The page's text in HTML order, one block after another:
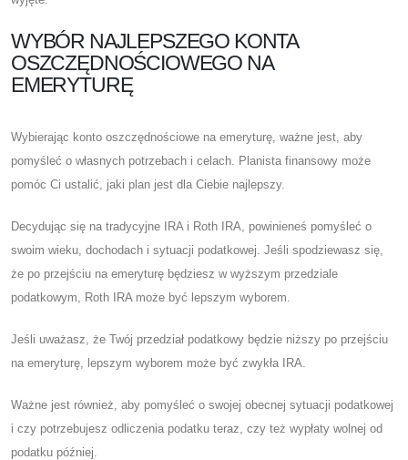
WYBÓR NAJLEPSZEGO KONTA
OSZCZĘDNOŚCIOWEGO NA
EMERYTURĘ
Wybierając konto oszczędnościowe na emeryturę, ważne jest, aby
pomyśleć o własnych potrzebach i celach. Planista finansowy może
pomóc Ci ustalić, jaki plan jest dla Ciebie najlepszy.
Decydując się na tradycyjne IRA i Roth IRA, powinieneś pomyśleć o
swoim wieku, dochodach i sytuacji podatkowej. Jeśli spodziewasz się,
że po przejściu na emeryturę będziesz w wyższym przedziale
podatkowym, Roth IRA może być lepszym wyborem.
Jeśli uważasz, że Twój przedział podatkowy będzie niższy po przejściu
na emeryturę, lepszym wyborem może być zwykła IRA.
Ważne jest również, aby pomyśleć o swojej obecnej sytuacji podatkowej
i czy potrzebujesz odliczenia podatku teraz, czy też wypłaty wolnej od
podatku później.